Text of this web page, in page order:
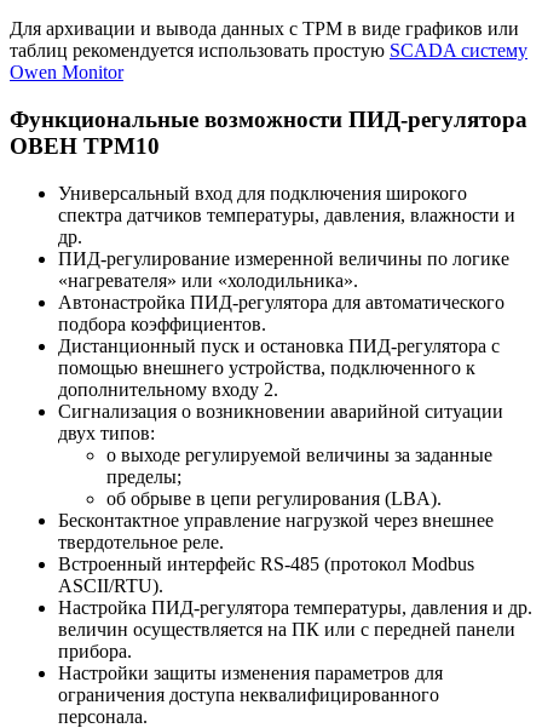
Для архивации и вывода данных с ТРМ в виде графиков или
таблиц рекомендуется использовать простую SCADA систему
Owen Monitor
Функциональные возможности ПИД-регулятора
ОВЕН ТРМ10
Универсальный вход для подключения широкого
спектра датчиков температуры, давления, влажности и
др.
ПИД-регулирование измеренной величины по логике
«нагревателя» или «холодильника».
Автонастройка ПИД-регулятора для автоматического
подбора коэффициентов.
Дистанционный пуск и остановка ПИД-регулятора с
помощью внешнего устройства, подключенного к
дополнительному входу 2.
Сигнализация о возникновении аварийной ситуации
двух типов:
о выходе регулируемой величины за заданные
пределы;
об обрыве в цепи регулирования (LBA).
Бесконтактное управление нагрузкой через внешнее
твердотельное реле.
Встроенный интерфейс RS-485 (протокол Modbus
ASCII/RTU).
Настройка ПИД-регулятора температуры, давления и др.
величин осуществляется на ПК или с передней панели
прибора.
Настройки защиты изменения параметров для
ограничения доступа неквалифицированного
персонала.